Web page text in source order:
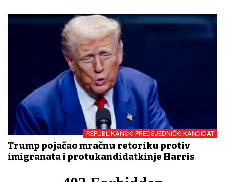
REPUBLIKANSKI PREDSJEDNIČKI KANDIDAT
Trump pojačao mračnu retoriku protiv
imigranata i protukandidatkinje Harris